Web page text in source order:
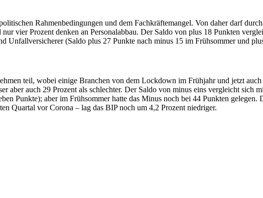
Rahmenbedingungen und dem Fachkräftemangel. Von daher darf
vier Prozent denken an Personalabbau. Der Saldo von plus 18 Punkten
Unfallversicherer (Saldo plus 27 Punkte nach minus 15 im Frühsommer und
teil, wobei einige Branchen von dem Lockdown im Frühjahr und jetzt
aber auch 29 Prozent als schlechter. Der Saldo von minus eins vergleicht
Punkte); aber im Frühsommer hatte das Minus noch bei 44 Punkten
Quartal vor Corona – lag das BIP noch um 4,2 Prozent niedriger.